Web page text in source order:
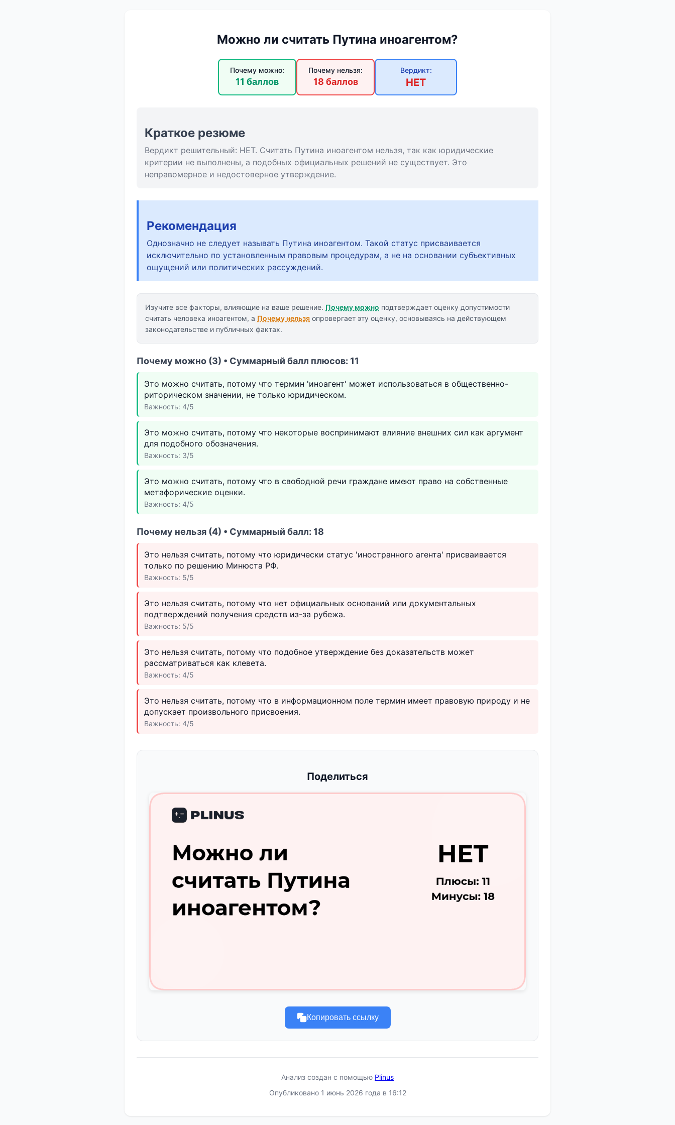
Можно ли считать Путина иноагентом?
Почему можно:
11 баллов
Почему нельзя:
18 баллов
Вердикт:
НЕТ
Краткое резюме
Вердикт решительный: НЕТ. Считать Путина иноагентом нельзя, так как юридические
критерии не выполнены, а подобных официальных решений не существует. Это
неправомерное и недостоверное утверждение.
Рекомендация
Однозначно не следует называть Путина иноагентом. Такой статус присваивается
исключительно по установленным правовым процедурам, а не на основании субъективных
ощущений или политических рассуждений.
Изучите все факторы, влияющие на ваше решение. Почему можно подтверждает оценку допустимости
считать человека иноагентом, а Почему нельзя опровергает эту оценку, основываясь на действующем
законодательстве и публичных фактах.
Почему можно (3) • Суммарный балл плюсов: 11
Это можно считать, потому что термин 'иноагент' может использоваться в общественно-
риторическом значении, не только юридическом.
Важность: 4/5
Это можно считать, потому что некоторые воспринимают влияние внешних сил как аргумент
для подобного обозначения.
Важность: 3/5
Это можно считать, потому что в свободной речи граждане имеют право на собственные
метафорические оценки.
Важность: 4/5
Почему нельзя (4) • Суммарный балл: 18
Это нельзя считать, потому что юридически статус 'иностранного агента' присваивается
только по решению Минюста РФ.
Важность: 5/5
Это нельзя считать, потому что нет официальных оснований или документальных
подтверждений получения средств из-за рубежа.
Важность: 5/5
Это нельзя считать, потому что подобное утверждение без доказательств может
рассматриваться как клевета.
Важность: 4/5
Это нельзя считать, потому что в информационном поле термин имеет правовую природу и не
допускает произвольного присвоения.
Важность: 4/5
Поделиться
Копировать ссылку
Анализ создан с помощью Plinus
Опубликовано 1 июнь 2026 года в 16:12